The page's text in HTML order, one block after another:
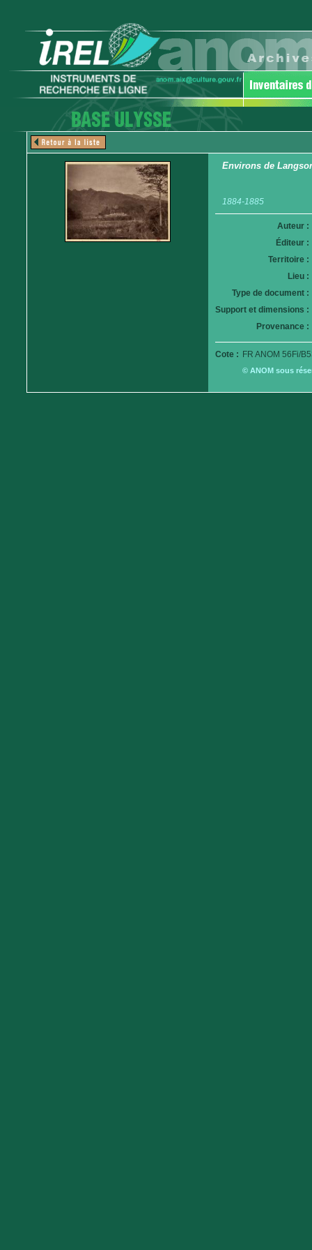
Environs de
1884-1885
Auteur :
Éditeur :
Territoire :
Lieu :
Type de document :
Support et dimensions :
Provenance :
Cote : FR ANOM 56Fi/
© ANOM sous